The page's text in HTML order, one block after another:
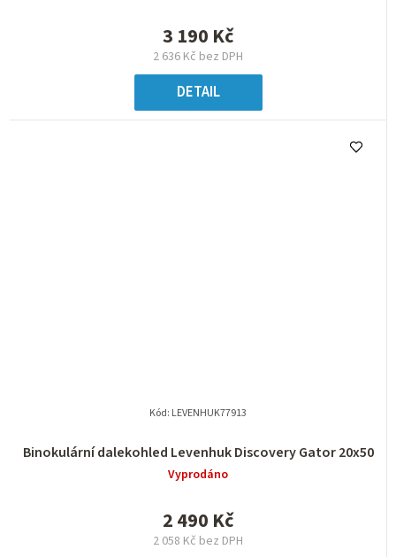
2 636 Kč bez DPH
3 190 Kč
DETAIL
Binokulární dalekohled Levenhuk Discovery Gator 20x50
Vyprodáno
2 058 Kč bez DPH
2 490 Kč
Kód: LEVENHUK77913